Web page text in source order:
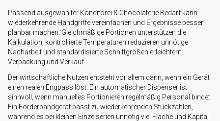
Passend ausgewählter Konditorei & Chocolaterie Bedarf kann
wiederkehrende Handgriffe vereinfachen und Ergebnisse besser
planbar machen. Gleichmäßige Portionen unterstützen die
Kalkulation, kontrollierte Temperaturen reduzieren unnötige
Nacharbeit und standardisierte Schnittgrößen erleichtern
Verpackung und Verkauf.
Der wirtschaftliche Nutzen entsteht vor allem dann, wenn ein Gerät
einen realen Engpass löst. Ein automatischer Dispenser ist
sinnvoll, wenn manuelles Portionieren regelmäßig Personal bindet.
Ein Förderbandgerät passt zu wiederkehrenden Stückzahlen,
während es bei kleinen Einzelserien unnötig viel Fläche und Kapital